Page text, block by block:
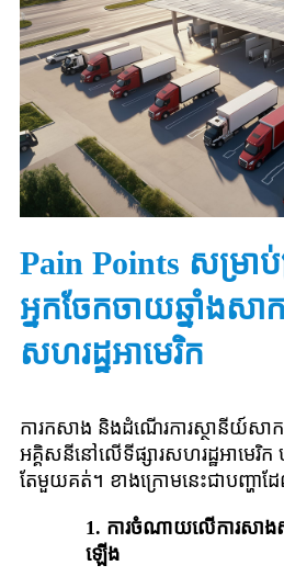
Pain Points សម្រាប់
អ្នកចែកចាយឆ្នាំងស
សហរដ្ឋអាមេរិក
ការកសាង និងដំណើរការស្ថានីយ៍សាក
អគ្គិសនីនៅលើទីផ្សារសហរដ្ឋអាមេរិ
តែមួយគត់។ ខាង​ក្រោម​នេះ​ជា​បញ្ហា​ដ
1. ការចំណាយលើការសាង
ឡើង